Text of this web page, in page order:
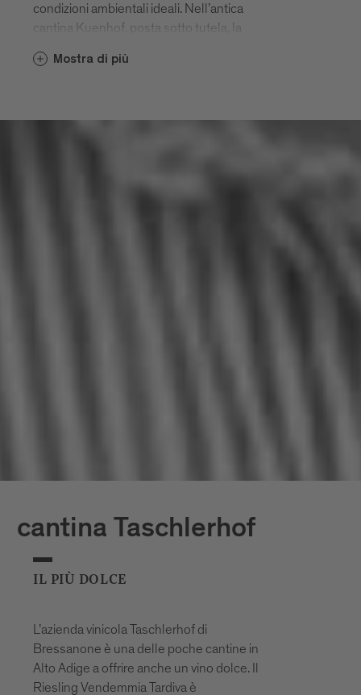
condizioni ambientali ideali. Nell’antica
cantina Kuenhof, posta sotto tutela, la
dalle note della musica classica. La
importante. Imperdibile è il Kaiton, uno dei
Mostra di più
cantina Taschlerhof
IL PIÙ DOLCE
L’azienda vinicola Taschlerhof di
Bressanone è una delle poche cantine in
Alto Adige a offrire anche un vino dolce. Il
Riesling Vendemmia Tardiva è